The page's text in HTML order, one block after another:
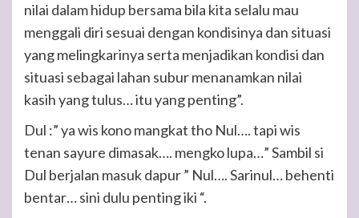
nilai dalam hidup bersama bila kita selalu mau
menggali diri sesuai dengan kondisinya dan situasi
yang melingkarinya serta menjadikan kondisi dan
situasi sebagai lahan subur menanamkan nilai
kasih yang tulus… itu yang penting”.
Dul :” ya wis kono mangkat tho Nul…. tapi wis
tenan sayure dimasak…. mengko lupa…” Sambil si
Dul berjalan masuk dapur ” Nul…. Sarinul… behenti
bentar… sini dulu penting iki “.